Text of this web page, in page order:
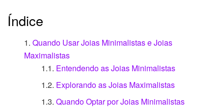
Índice
Quando Usar Joias Minimalistas e Joias
Maximalistas
Entendendo as Joias Minimalistas
Explorando as Joias Maximalistas
Quando Optar por Joias Minimalistas